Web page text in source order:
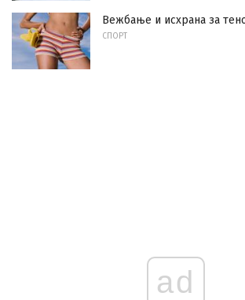
Вежбање и исхрана за
СПОРТ
ad